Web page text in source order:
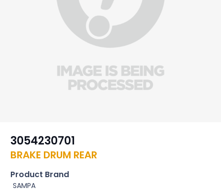
3054230701
BRAKE DRUM REAR
Product Brand
SAMPA